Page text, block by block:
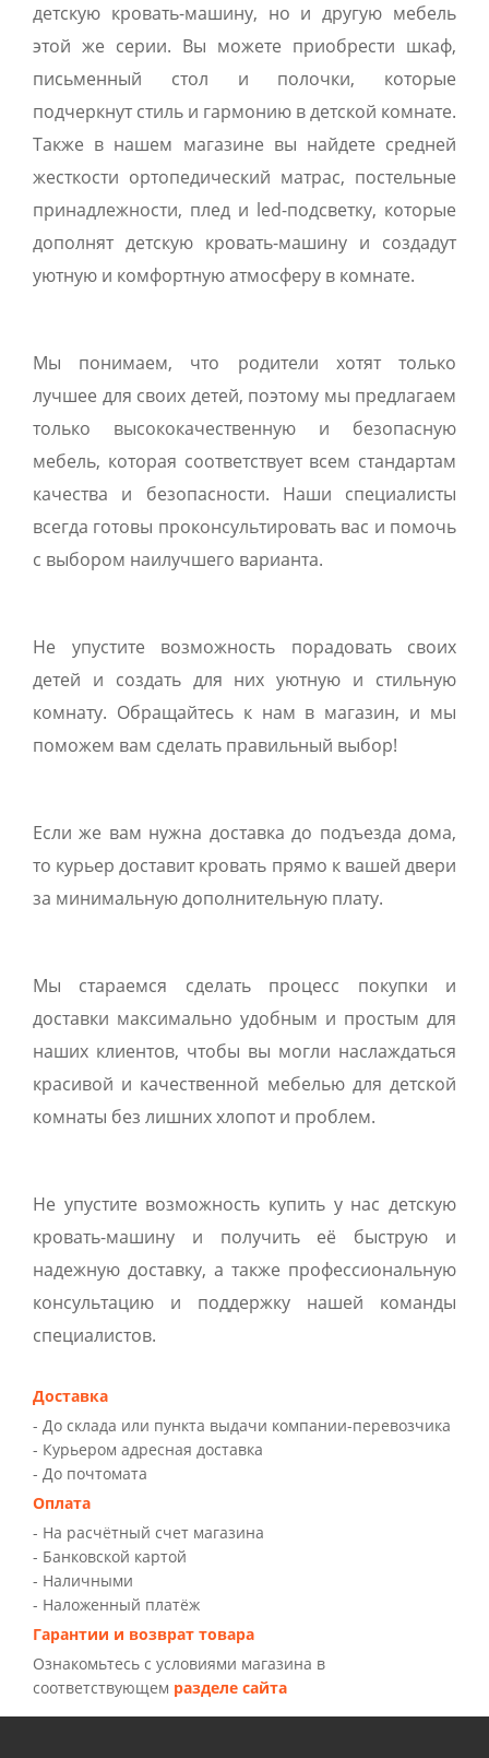
детскую кровать-машину, но и другую мебель
этой же серии. Вы можете приобрести шкаф,
письменный стол и полочки, которые
подчеркнут стиль и гармонию в детской комнате.
Также в нашем магазине вы найдете средней
жесткости ортопедический матрас, постельные
принадлежности, плед и led-подсветку, которые
дополнят детскую кровать-машину и создадут
уютную и комфортную атмосферу в комнате.
Мы понимаем, что родители хотят только
лучшее для своих детей, поэтому мы предлагаем
только высококачественную и безопасную
мебель, которая соответствует всем стандартам
качества и безопасности. Наши специалисты
всегда готовы проконсультировать вас и помочь
с выбором наилучшего варианта.
Не упустите возможность порадовать своих
детей и создать для них уютную и стильную
комнату. Обращайтесь к нам в магазин, и мы
поможем вам сделать правильный выбор!
Если же вам нужна доставка до подъезда дома,
то курьер доставит кровать прямо к вашей двери
за минимальную дополнительную плату.
Мы стараемся сделать процесс покупки и
доставки максимально удобным и простым для
наших клиентов, чтобы вы могли наслаждаться
красивой и качественной мебелью для детской
комнаты без лишних хлопот и проблем.
Не упустите возможность купить у нас детскую
кровать-машину и получить её быструю и
надежную доставку, а также профессиональную
консультацию и поддержку нашей команды
специалистов.
Доставка
- До склада или пункта выдачи компании-перевозчика
- Курьером адресная доставка
- До почтомата
Оплата
- На расчётный счет магазина
- Банковской картой
- Наличными
- Наложенный платёж
Гарантии и возврат товара
Ознакомьтесь с условиями магазина в
соответствующем разделе сайта